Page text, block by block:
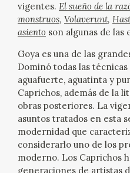
PREMIO ARAGÓN GOYA
EDICIONES
PUBLICACIONES
TIENDA
TIENDA ONLINE
EDUCA
vigentes. El sueño de la
monstruos, Volaverunt,
asiento son algunas de las
Goya es una de las
Dominó todas las
aguafuerte, aguatinta y
Caprichos, además de la
obras posteriores. La
asuntos tratados en esta
modernidad que
considerarlo uno de los
moderno. Los Caprichos
generaciones de artistas